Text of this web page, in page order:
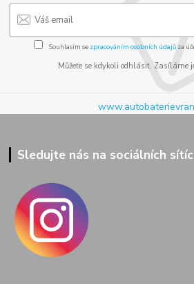
Souhlasím se zpracováním osobních údajůza
Můžete se kdykoli odhlásit. Zasíláme
Sledujte nás na sociálních